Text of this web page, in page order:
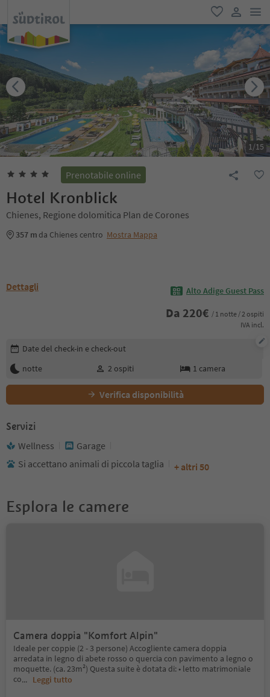
favoriti
user link
1/15
Prenotabile online
Hotel Kronblick
Chienes, Regione dolomitica Plan de Corones
357 m da Chienes centro Mostra Mappa
Dettagli Alto Adige Guest Pass
Da 220€ / 1 notte / 2 ospiti
IVA incl.
Modifica i dettagli della prenotazione
Date del check-in e check-out
notte
2 ospiti 1 camera
Verifica disponibilità
Servizi
Wellness
Garage
Si accettano animali di piccola taglia
+ altri 50
Esplora le camere
Camera doppia "Komfort Alpin"
Ideale per coppie (2 - 3 persone) Accogliente camera doppia
arredata in legno di abete rosso o quercia con pavimento a legno o
moquette. (ca. 23m²) Questa suite è dotata di: • letto matrimoniale
co... Leggi tutto